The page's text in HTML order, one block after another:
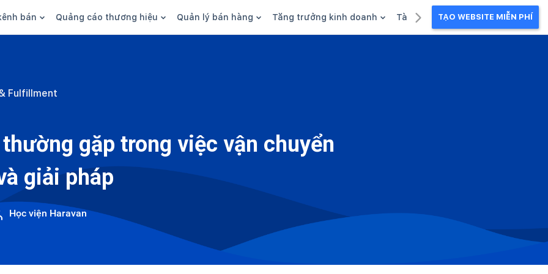
bán
social
sàn
Quảng cáo thương hiệu
SEO
Thương hiệu/Brand
Quản lý bán hàng
Tài chính
Nhân viên
Tăng trưởng kinh doanh Tài liệu kinh doanhTẠO WEBSITE MIỄN PHÍ
Fulfillment
gặp trong việc vận chuyển
giải pháp
Học viện Haravan